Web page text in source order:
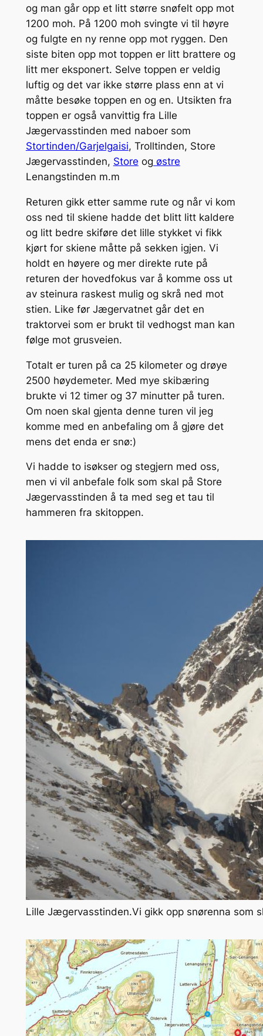
og man går opp et litt større snøfelt opp mot
1200 moh. På 1200 moh svingte vi til høyre
og fulgte en ny renne opp mot ryggen. Den
siste biten opp mot toppen er litt brattere og
litt mer eksponert. Selve toppen er veldig
luftig og det var ikke større plass enn at vi
måtte besøke toppen en og en. Utsikten fra
toppen er også vanvittig fra Lille
Jægervasstinden med naboer som
Stortinden/Garjelgaisi, Trolltinden, Store
Jægervasstinden, Store og østre
Lenangstinden m.m
Returen gikk etter samme rute og når vi kom
oss ned til skiene hadde det blitt litt kaldere
og litt bedre skiføre det lille stykket vi fikk
kjørt for skiene måtte på sekken igjen. Vi
holdt en høyere og mer direkte rute på
returen der hovedfokus var å komme oss ut
av steinura raskest mulig og skrå ned mot
stien. Like før Jægervatnet går det en
traktorvei som er brukt til vedhogst man kan
følge mot grusveien.
Totalt er turen på ca 25 kilometer og drøye
2500 høydemeter. Med mye skibæring
brukte vi 12 timer og 37 minutter på turen.
Om noen skal gjenta denne turen vil jeg
komme med en anbefaling om å gjøre det
mens det enda er snø:)
Vi hadde to isøkser og stegjern med oss,
men vi vil anbefale folk som skal på Store
Jægervasstinden å ta med seg et tau til
hammeren fra skitoppen.
Lille Jægervasstinden.Vi gikk opp snørenna som